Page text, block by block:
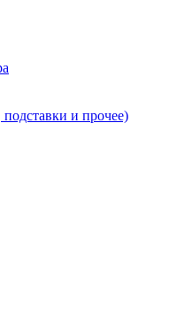
и прочее)